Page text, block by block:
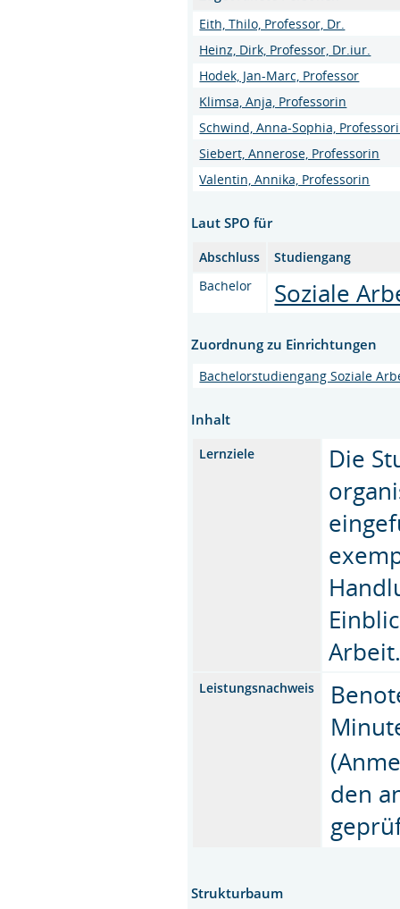
Eith, Thilo, Professor, Dr.
Heinz, Dirk, Professor, Dr.iur.
Hodek, Jan-Marc, Professor
Klimsa, Anja, Professorin
Schwind, Anna-Sophia,
Siebert, Annerose, Professorin
Valentin, Annika, Professorin
Laut SPO für
Abschluss
Studiengang
Bachelor
Soziale
Zuordnung zu Einrichtungen
Bachelorstudiengang Soziale
Inhalt
Lernziele
Die
Leistungsnachweis
den
Strukturbaum